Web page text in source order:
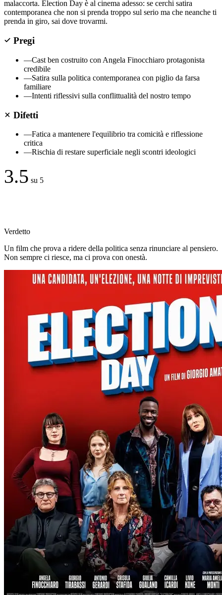
malaccorta. Election Day è al cinema adesso: se cerchi satira
contemporanea che non si prenda troppo sul serio ma che neanche ti
prenda in giro, sai dove trovarmi.
Pregi
—Cast ben costruito con Angela Finocchiaro protagonista
credibile
—Satira sulla politica contemporanea con piglio da farsa
familiare
—Intenti riflessivi sulla conflittualità del nostro tempo
Difetti
—Fatica a mantenere l'equilibrio tra comicità e riflessione
critica
—Rischia di restare superficiale negli scontri ideologici
3.5 su 5
Verdetto
Un film che prova a ridere della politica senza rinunciare al pensiero.
Non sempre ci riesce, ma ci prova con onestà.